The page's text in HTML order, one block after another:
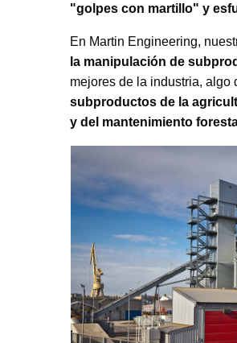
"golpes con martillo" y
En Martin Engineering,
la manipulación de
mejores de la industria, algo
subproductos de la
y del mantenimiento